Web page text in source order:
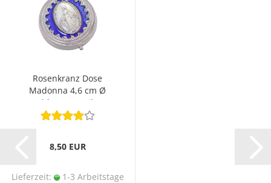
Rosenkranz Dose
Madonna 4,6 cm Ø
blauer Email
8,50 EUR
Lieferzeit: 1-3 Arbeitstage